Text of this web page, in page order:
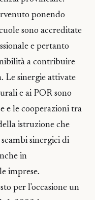
ponendo
sono accreditate
e pertanto
a contribuire
Le sinergie attivate
e ai POR sono
e le cooperazioni tra
istruzione che
sinergici di
in
imprese.
per l'occasione un